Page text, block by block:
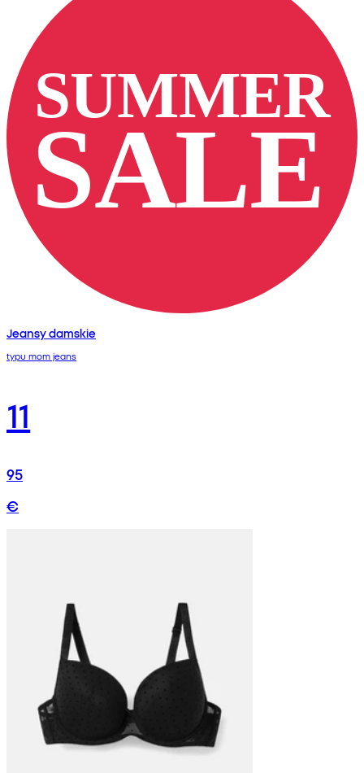
Jeansy damskie
typu mom jeans
11
95
€